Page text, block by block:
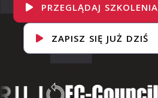
PRZEGLĄDAJ SZKOLENIA
ZAPISZ SIĘ JUŻ DZIŚ